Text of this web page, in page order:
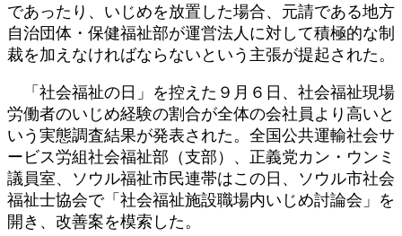
であったり、いじめを放置した場合、元請である地方
自治団体・保健福祉部が運営法人に対して積極的な制
裁を加えなければならないという主張が提起された。
「社会福祉の日」を控えた９月６日、社会福祉現場
労働者のいじめ経験の割合が全体の会社員より高いと
いう実態調査結果が発表された。全国公共運輸社会サ
ービス労組社会福祉部（支部）、正義党カン・ウンミ
議員室、ソウル福祉市民連帯はこの日、ソウル市社会
福祉士協会で「社会福祉施設職場内いじめ討論会」を
開き、改善案を模索した。